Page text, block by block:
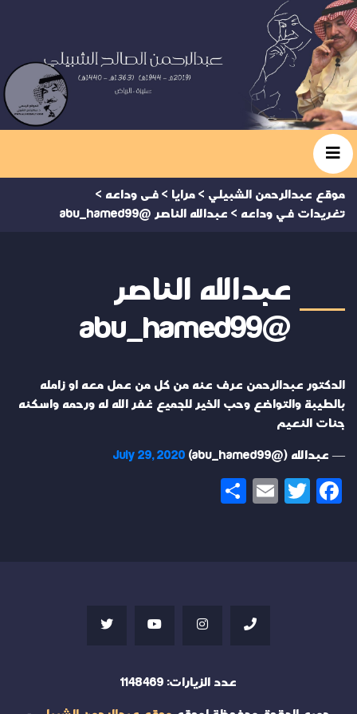
موقع عبدالرحمن الشبيلي > مرايا > فى وداعه >
تغريدات في وداعه > عبدالله الناصر @abu_hamed99
عبدالله الناصر
@abu_hamed99
الدكتور عبدالرحمن عرف عنه من كل من عمل معه او زامله
بالطيبة والتواضع وحب الخير للجميع غفر الله له ورحمه واسكنه
جنات النعيم
— عبدالله (@abu_hamed99) July 29, 2020
Facebook
Twitter
Email
عدد الزيارات: 1148469